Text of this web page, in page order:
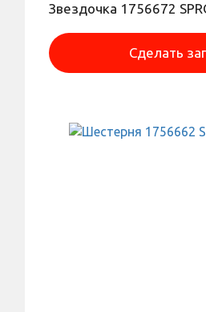
Звездочка 1756672
Сделать